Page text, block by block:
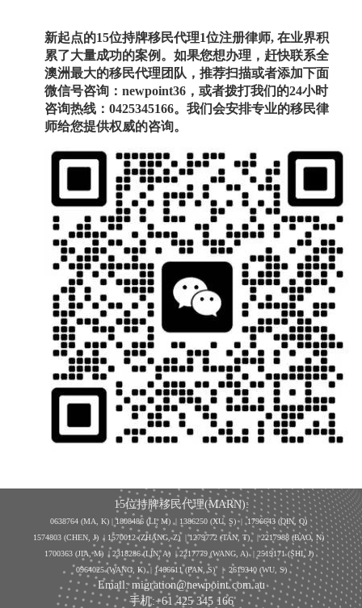
新起点的15位持牌移民代理1位注册律师, 在业界积
累了大量成功的案例。如果您想办理，赶快联系全
澳洲最大的移民代理团队，推荐扫描或者添加下面
微信号咨询： newpoint36 ，或者拨打我们的24小时
咨询热线： 0425345166。我们会安排专业的移民律
师给您提供权威的咨询。
15位持牌移民代理(MARN):
0638764 (MA, K) |1808486 (LI, M) | 1386250 (XU, S)| 1796643 (QIN, Q)
1574803 (CHEN, J) | 1570012 (ZHANG, Z) | 1279772 (TAN, T) | 2217988 (BAO, N)
1700363 (JIA, M) | 2318286 (LIN, A) | 2217779 (WANG, A) | 2519171 (SHI, J)
0964025 (WANG, K) | 1466611 (PAN, S)| 2619340 (WU, S)
Email: migration@newpoint.com.au
手机:+61 425 345 166